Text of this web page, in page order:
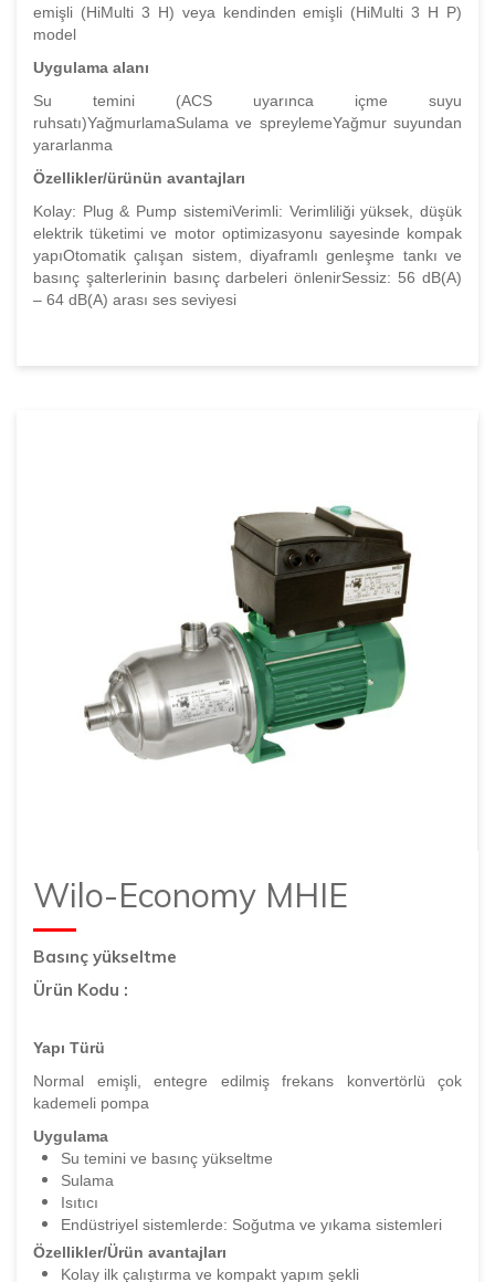
emişli (HiMulti 3 H) veya kendinden emişli (HiMulti 3 H P)
model
Uygulama alanı
Su temini (ACS uyarınca içme suyu
ruhsatı)YağmurlamaSulama ve spreylemeYağmur suyundan
yararlanma
Özellikler/ürünün avantajları
Kolay: Plug & Pump sistemiVerimli: Verimliliği yüksek, düşük
elektrik tüketimi ve motor optimizasyonu sayesinde kompak
yapıOtomatik çalışan sistem, diyaframlı genleşme tankı ve
basınç şalterlerinin basınç darbeleri önlenirSessiz: 56 dB(A)
– 64 dB(A) arası ses seviyesi
Wilo-Economy MHIE
Basınç yükseltme
Ürün Kodu :
Yapı Türü
Normal emişli, entegre edilmiş frekans konvertörlü çok
kademeli pompa
Uygulama
Su temini ve basınç yükseltme
Sulama
Isıtıcı
Endüstriyel sistemlerde: Soğutma ve yıkama sistemleri
Özellikler/Ürün avantajları
Kolay ilk çalıştırma ve kompakt yapım şekli